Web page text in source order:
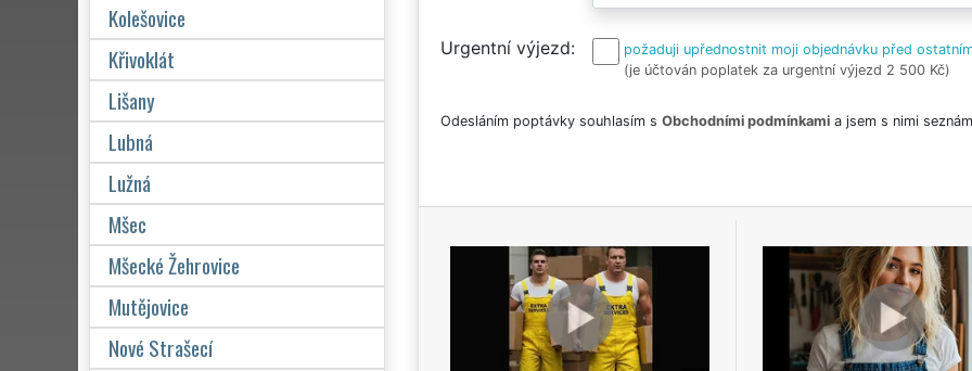
Urgentní výjezd
požaduji upřednostnit moji objednávku před
(je účtován poplatek za urgentní výjezd 2 500 Kč)
Odesláním poptávky souhlasím s Obchodními podmínkamia jsem s nimi
Kolešovice
Křivoklát
Lišany
Lubná
Lužná
Mšec
Mšecké Žehrovice
Mutějovice
Nové Strašecí